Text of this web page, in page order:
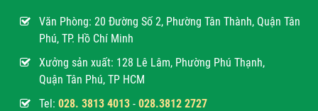
Văn Phòng: 20 Đường Số 2, Phường Tân Thành, Quận Tân
Phú, TP. Hồ Chí Minh
Xưởng sản xuất: 128 Lê Lâm, Phường Phú Thạnh,
Quận Tân Phú, TP HCM
Tel: 028. 3813 4013 - 028.3812 2727